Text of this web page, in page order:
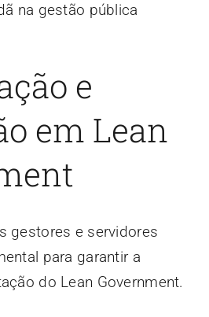
na gestão pública
e
em Lean
gestores e servidores
para garantir a
do Lean Government.